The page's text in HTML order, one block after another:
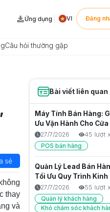
Ứng dụng VI Đăng
Câu hỏi thường gặp
sẻ
thay
và
Bài viết liên quan
Máy Tính Bán Hàng:
Ưu Vận Hành Cho Cửa
27/7/2026
45 lượt
POS bán hàng
Quản Lý Lead Bán
Tối Ưu Quy Trình Kinh
27/7/2026
55 lượt
Quản lý khách hàng
Khó chăm sóc khách